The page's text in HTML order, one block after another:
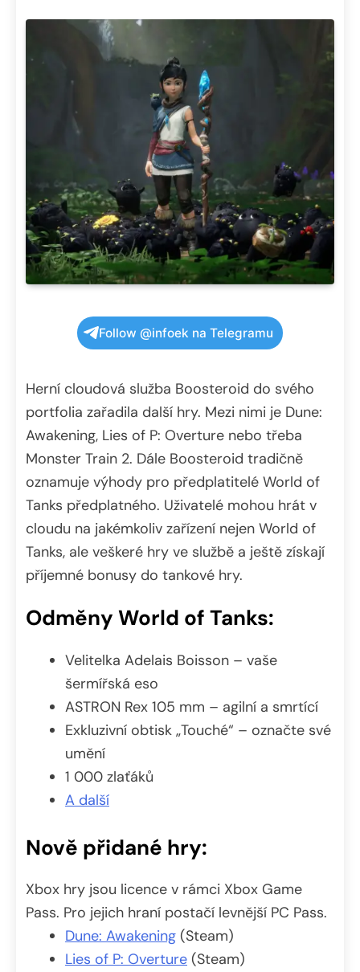
Follow @infoek na Telegramu
Herní cloudová služba Boosteroid do svého
portfolia zařadila další hry. Mezi nimi je Dune:
Awakening, Lies of P: Overture nebo třeba
Monster Train 2. Dále Boosteroid tradičně
oznamuje výhody pro předplatitelé World of
Tanks předplatného. Uživatelé mohou hrát v
cloudu na jakémkoliv zařízení nejen World of
Tanks, ale veškeré hry ve službě a ještě získají
příjemné bonusy do tankové hry.
Odměny World of Tanks:
Velitelka Adelais Boisson – vaše
šermířská eso
ASTRON Rex 105 mm – agilní a smrtící
Exkluzivní obtisk „Touché“ – označte své
umění
1 000 zlaťáků
A další
Nově přidané hry:
Xbox hry jsou licence v rámci Xbox Game
Pass. Pro jejich hraní postačí levnější PC Pass.
Dune: Awakening (Steam)
Lies of P: Overture (Steam)